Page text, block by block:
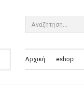
Αρχική eshop